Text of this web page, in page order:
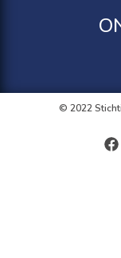
© 2022